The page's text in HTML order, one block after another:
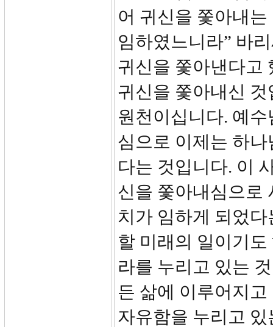
어 귀신을 쫓아내
임하였느니라” 바
귀신을 쫓아낸다고
귀신을 쫓아내신
원천이십니다. 예
심으로 이제는 하
다는 것입니다. 이
신을 쫓아내심으로
치가 임하게 되었
할 미래의 일이기
라를 누리고 있는
든 삶에 이루어지
자유함을 누리고